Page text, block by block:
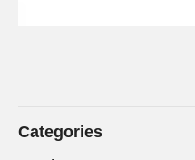
Categories